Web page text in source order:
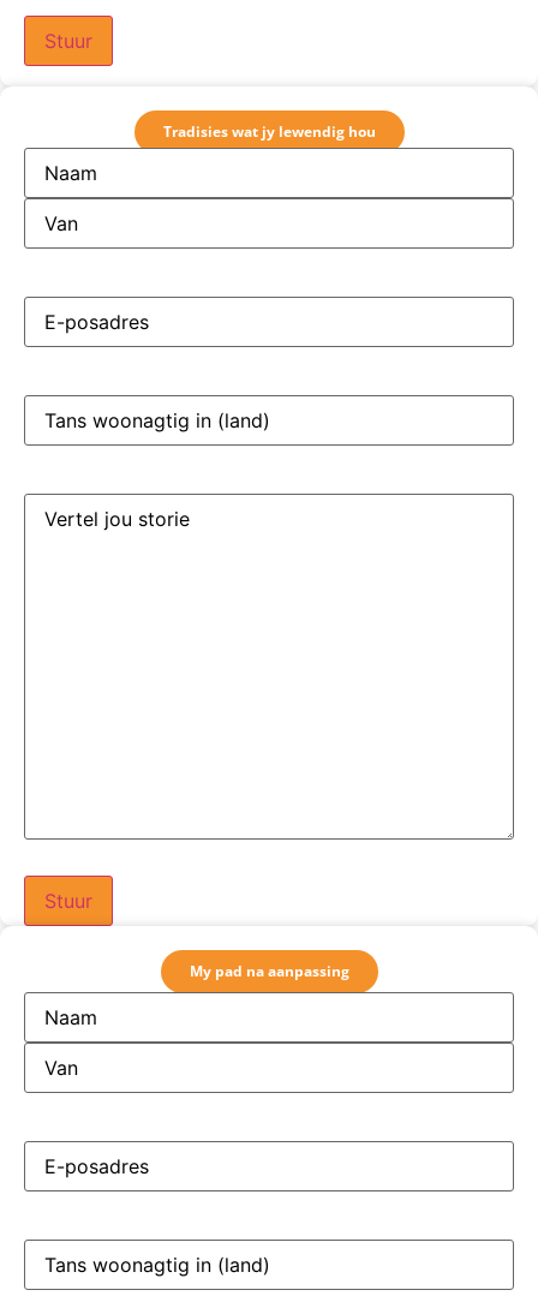
Tradisies wat jy lewendig hou
Name en
Van
E-
posadres(Required)
Tans
woonagtig
in
Vertel
jou
My pad na aanpassing
Name en
Van
(Required)
E-
posadres(Required)
Tans
woonagtig
in